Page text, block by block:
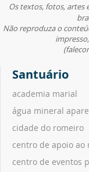
Os textos, fotos, artes
Não reproduza o
Santuário
academia marial
água mineral
cidade do romeiro
centro de apoio ao
centro de eventos